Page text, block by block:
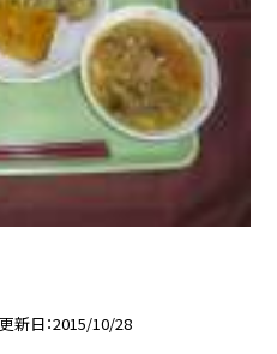
更新日 2015/10/28